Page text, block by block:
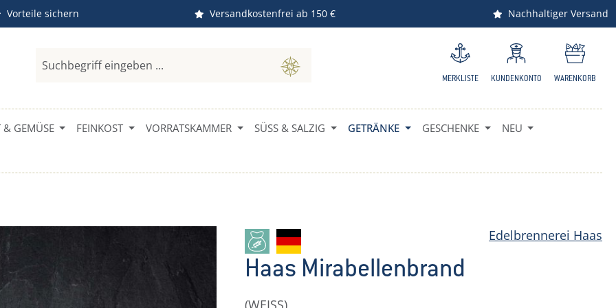
Vorteile sichern Versandkostenfrei ab 150 € Nachhaltiger Versand
MERKLISTE KUNDENKONTO WARENKORB
& GEMÜSE FEINKOST VORRATSKAMMER SÜSS & SALZIG GETRÄNKE GESCHENKE
NEU
Edelbrennerei Haas
Haas Mirabellenbrand